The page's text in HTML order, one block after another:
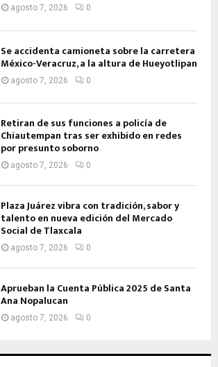
agosto 7, 2026 0
Se accidenta camioneta sobre la carretera
México-Veracruz, a la altura de Hueyotlipan
agosto 7, 2026 0
Retiran de sus funciones a policía de
Chiautempan tras ser exhibido en redes
por presunto soborno
agosto 7, 2026 0
Plaza Juárez vibra con tradición, sabor y
talento en nueva edición del Mercado
Social de Tlaxcala
agosto 7, 2026 0
Aprueban la Cuenta Pública 2025 de Santa
Ana Nopalucan
agosto 7, 2026 0